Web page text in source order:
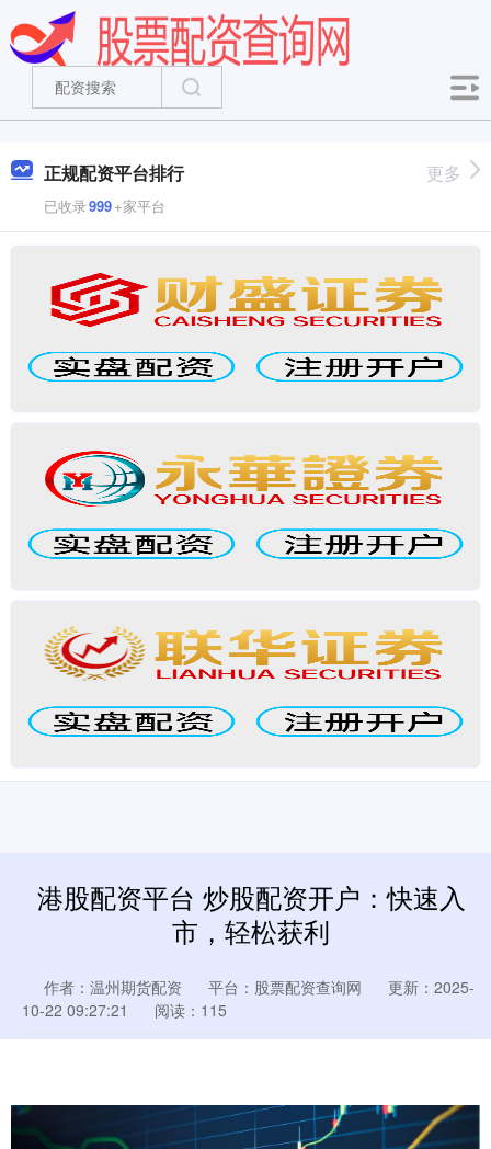
正规配资平台排行
已收录999+家平台
更多
港股配资平台 炒股配资开户：快速入
市，轻松获利
作者：温州期货配资 平台：股票配资查询网
更新：2025-
10-22 09:27:21
阅读：115